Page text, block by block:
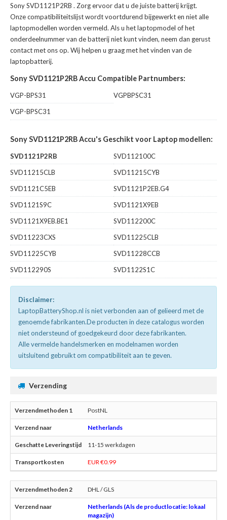
Sony SVD1121P2RB . Zorg ervoor dat u de juiste batterij krijgt.
Onze compatibiliteitslijst wordt voortdurend bijgewerkt en niet alle
laptopmodellen worden vermeld. Als u het laptopmodel of het
onderdeelnummer van de batterij niet kunt vinden, neem dan gerust
contact met ons op. Wij helpen u graag met het vinden van de
laptopbatterij.
Sony SVD1121P2RB Accu Compatible Partnumbers:
VGP-BPS31
VGPBPSC31
VGP-BPSC31
Sony SVD1121P2RB Accu's Geschikt voor Laptop modellen:
SVD1121P2RB
SVD112100C
SVD11215CLB
SVD11215CYB
SVD1121C5EB
SVD1121P2EB.G4
SVD1121S9C
SVD1121X9EB
SVD1121X9EB.BE1
SVD112200C
SVD11223CXS
SVD11225CLB
SVD11225CYB
SVD11228CCB
SVD112290S
SVD1122S1C
Disclaimer:
LaptopBatteryShop.nl is niet verbonden aan of gelieerd met de
genoemde fabrikanten.De producten in deze catalogus worden
niet ondersteund of goedgekeurd door deze fabrikanten.
Alle vermelde handelsmerken en modelnamen worden
uitsluitend gebruikt om compatibiliteit aan te geven.
Verzending
PostNL
Netherlands
11-15 werkdagen
EUR €0.99
DHL / GLS
Netherlands (Als de productlocatie: lokaal
magazijn)